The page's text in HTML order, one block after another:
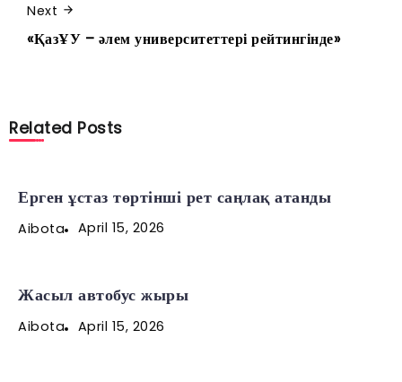
Next
«ҚазҰУ – әлем университеттері рейтингінде»
Related Posts
Ерген ұстаз төртінші рет саңлақ атанды
Aibota April 15, 2026
Жасыл автобус жыры
Aibota April 15, 2026